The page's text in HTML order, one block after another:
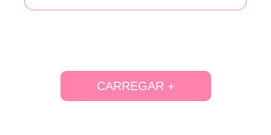
CARREGAR +